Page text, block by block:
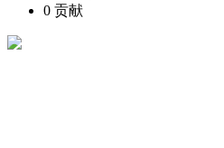
0 贡献